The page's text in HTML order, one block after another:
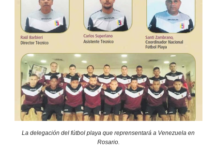
La delegación del fútbol playa que reprensentará a Venezuela en
Rosario.